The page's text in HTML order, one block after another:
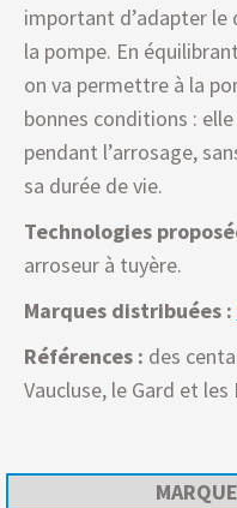
important d’adapter le
la pompe. En
on va permettre à la
bonnes conditions :
pendant l’arrosage,
sa durée de vie.
Technologies
arroseur à tuyère.
Marques distribuées :
Références : des
Vaucluse, le Gard et